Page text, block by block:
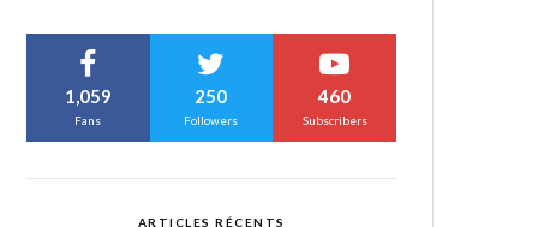
1,059
Fans
250
Followers
460
Subscribers
ARTICLES RÉCENTS